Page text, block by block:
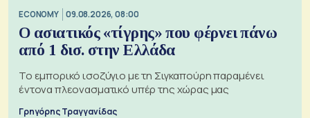
ECONOMY 09.08.2026, 08:00
Ο ασιατικός «τίγρης» που φέρνει πάνω
από 1 δισ. στην Ελλάδα
Το εμπορικό ισοζύγιο με τη Σιγκαπούρη παραμένει
έντονα πλεονασματικό υπέρ της χώρας μας
Γρηγόρης Τραγγανίδας